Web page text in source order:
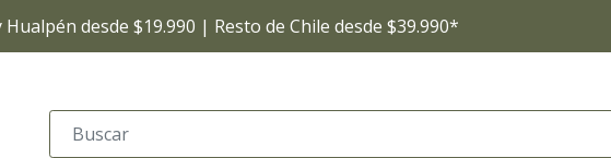
desde $19.990 | Resto de Chile desde $39.990*